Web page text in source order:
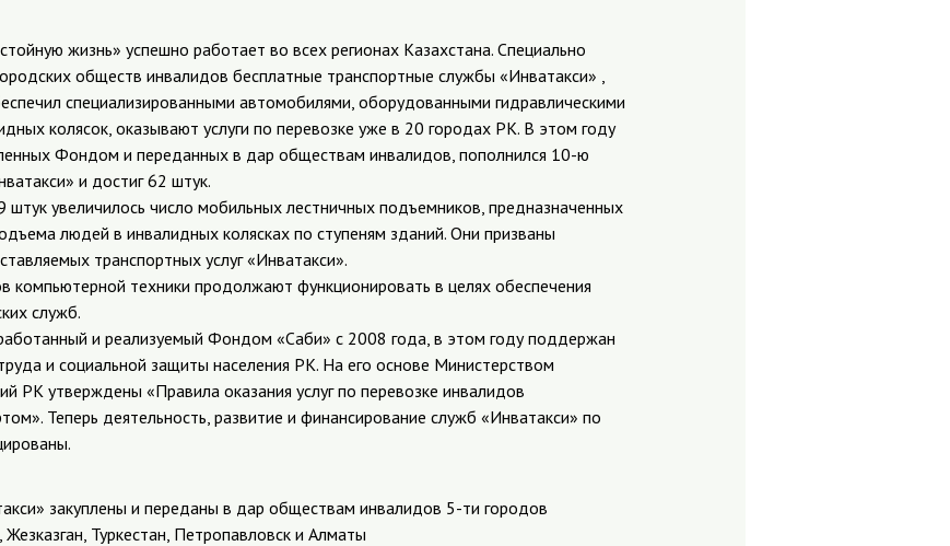
жизнь» успешно работает во всех регионах Казахстана. Специально
обществ инвалидов бесплатные транспортные службы «Инватакси» ,
специализированными автомобилями, оборудованными гидравлическими
колясок, оказывают услуги по перевозке уже в 20 городах РК. В этом году
Фондом и переданных в дар обществам инвалидов, пополнился 10-ю
и достиг 62 штук.
увеличилось число мобильных лестничных подъемников, предназначенных
людей в инвалидных колясках по ступеням зданий. Они призваны
транспортных услуг «Инватакси».
компьютерной техники продолжают функционировать в целях обеспечения
служб.
и реализуемый Фондом «Саби» с 2008 года, в этом году поддержан
и социальной защиты населения РК. На его основе Министерством
РК утверждены «Правила оказания услуг по перевозке инвалидов
Теперь деятельность, развитие и финансирование служб «Инватакси» по
закуплены и переданы в дар обществам инвалидов 5-ти городов
Туркестан, Петропавловск и Алматы